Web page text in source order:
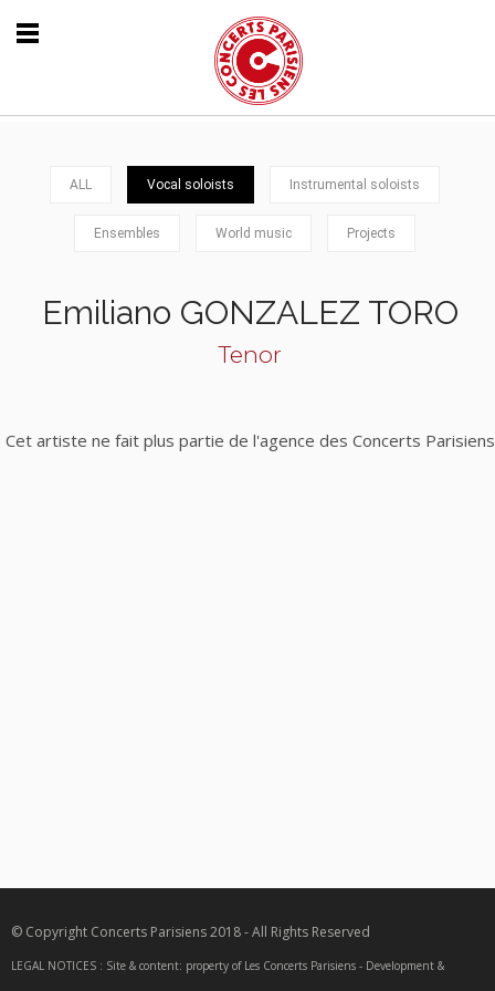
ALL Vocal soloists Instrumental soloists
Ensembles World music Projects
Emiliano GONZALEZ TORO
Tenor
Cet artiste ne fait plus partie de l'agence des Concerts Parisiens
© Copyright Concerts Parisiens 2018 - All Rights Reserved
LEGAL NOTICES : Site & content: property of Les Concerts Parisiens - Development &